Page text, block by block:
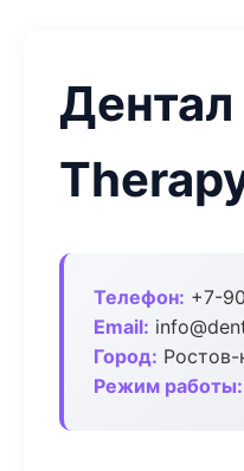
Телефон: +7-
Email:
Город:
Режим работы: